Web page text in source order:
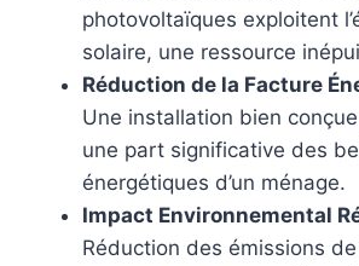
photovoltaïques exploitent
solaire, une ressource
Réduction de la Facture
Une installation bien
une part significative des
énergétiques d’un ménage.
Impact Environnemental
Réduction des émissions